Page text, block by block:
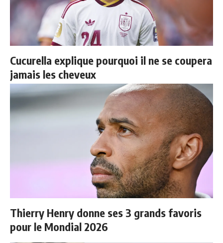
Cucurella explique pourquoi il ne se coupera
jamais les cheveux
Thierry Henry donne ses 3 grands favoris
pour le Mondial 2026